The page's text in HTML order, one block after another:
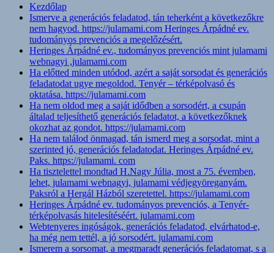
Kezdőlap
Ismerve a generációs feladatod, tán teherként a következőkre
nem hagyod. https://julamami.com Heringes Árpádné ev.
tudományos prevenciós a megelőzésért.
Heringes Árpádné ev., tudományos prevenciós mint julamami
webnagyi ,julamami.com
Ha előtted minden utódod, azért a saját sorsodat és generációs
feladatodat ugye megoldod. Tenyér – térképolvasó és
oktatása. https://julamami.com
Ha nem oldod meg a saját idődben a sorsodért, a csupán
általad teljesíthető generációs feladatot, a következőknek
okozhat az gondot. https://julamami.com
Ha nem találod önmagad, tán ismerd meg a sorsodat, mint a
szerinted jó, generációs feladatodat. Heringes Árpádné ev.
Paks. https://julamami. com
Ha tisztelettel mondtad H.Nagy Júlia, most a 75. évemben,
lehet, julamami webnagyi, julamami védjegyöreganyám.
Paksról a Hergál Házból szeretettel. https://julamami.com
Heringes Árpádné ev. tudományos prevenciós, a Tenyér-
térképolvasás hitelesítéséért. julamami.com
Webtenyeres ingóságok, generációs feladatod, elvárhatod-e,
ha még nem tettél, a jó sorsodért. julamami.com
Ismerem a sorsomat, a megmaradt generációs feladatomat, s a